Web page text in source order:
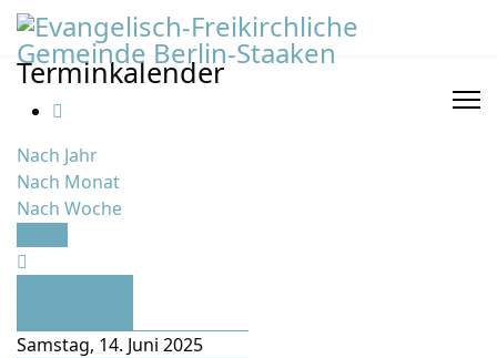
Terminkalender
Nach Jahr
Nach Monat
Nach Woche
Samstag, 14. Juni 2025